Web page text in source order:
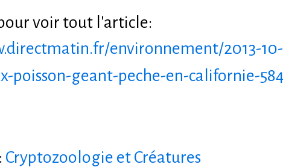
voir tout l'article:
environnement/2013-
poisson-geant-peche-en-californie-
Cryptozoologie et Créatures